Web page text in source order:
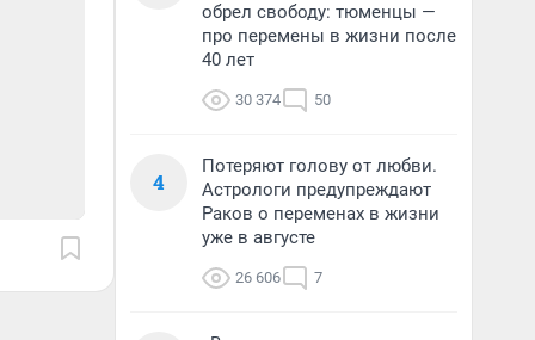
обрел свободу: тюменцы —
про перемены в жизни после
40 лет
30 374 50
4
Потеряют голову от любви.
Астрологи предупреждают
Раков о переменах в жизни
уже в августе
26 606 7